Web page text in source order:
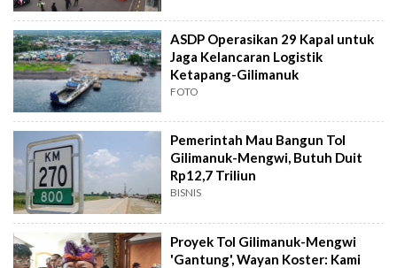
ASDP Operasikan 29 Kapal untuk
Jaga Kelancaran Logistik
Ketapang-Gilimanuk
FOTO
Pemerintah Mau Bangun Tol
Gilimanuk-Mengwi, Butuh Duit
Rp12,7 Triliun
BISNIS
Proyek Tol Gilimanuk-Mengwi
'Gantung', Wayan Koster: Kami